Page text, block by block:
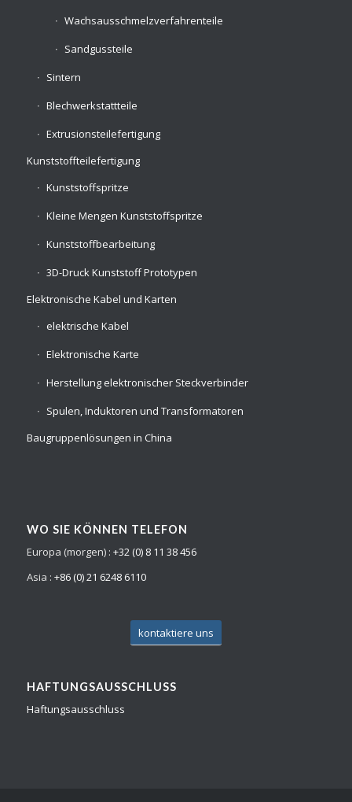
Wachsausschmelzverfahrenteile
Sandgussteile
Sintern
Blechwerkstattteile
Extrusionsteilefertigung
Kunststoffteilefertigung
Kunststoffspritze
Kleine Mengen Kunststoffspritze
Kunststoffbearbeitung
3D-Druck Kunststoff Prototypen
Elektronische Kabel und Karten
elektrische Kabel
Elektronische Karte
Herstellung elektronischer Steckverbinder
Spulen, Induktoren und Transformatoren
Baugruppenlösungen in China
WO SIE KÖNNEN TELEFON
Europa (morgen) : +32 (0) 8 11 38 456
Asia : +86 (0) 21 6248 6110
kontaktiere uns
HAFTUNGSAUSSCHLUSS
Haftungsausschluss